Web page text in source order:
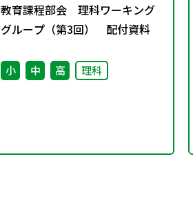
教育課程部会 理科ワーキング
グループ（第3回） 配付資料
小 中 高 理科